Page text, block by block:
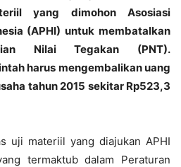
yang dimohon Asosiasi
(APHI) untuk membatalkan
Nilai Tegakan (PNT).
harus mengembalikan uang
tahun 2015 sekitar Rp523,3
uji materiil yang diajukan APHI
termaktub dalam Peraturan